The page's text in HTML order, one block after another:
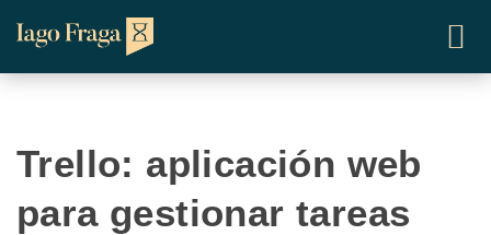
Trello: aplicación web
para gestionar tareas